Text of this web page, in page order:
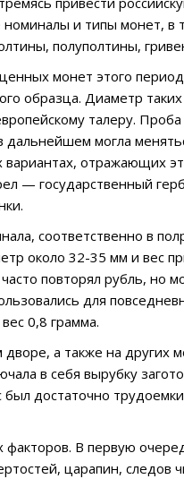
и типы монет, в
полуполтины,
монет этого
образца. Диаметр
талеру.
могла
отражающих
— государственный
соответственно в
около 32-35 мм и вес
повторял рубль, но
для
0,8 грамма.
а также на других
в себя вырубку
достаточно
В первую
царапин, следов